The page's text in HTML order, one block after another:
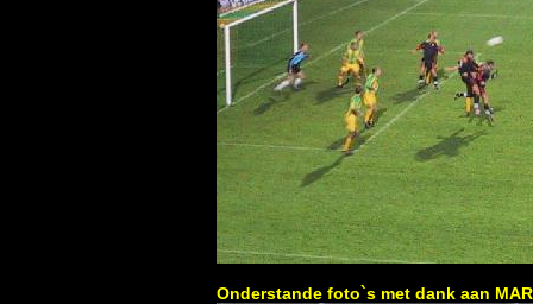
Onderstande foto`s met dank aan